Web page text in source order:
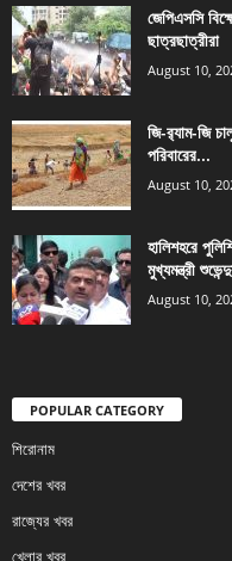
জেপিএসসি
ছাত্রছাত্রীরা
August 10,
জি-র‍্যাম-জি
পরিবারের...
August 10,
হালিশহরে
মুখ্যমন্ত্রী
August 10,
POPULAR CATEGORY
শিরোনাম
দেশের খবর
রাজ্যের খবর
খেলার খবর